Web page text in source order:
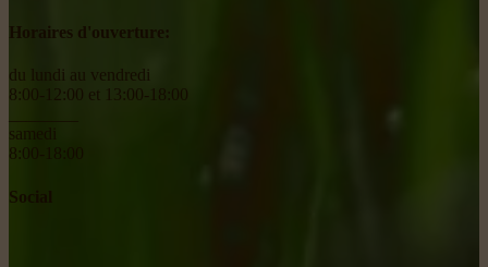
Horaires d'ouverture:
du lundi au vendredi
8:00-12:00 et 13:00-18:00
samedi
8:00-18:00
Social